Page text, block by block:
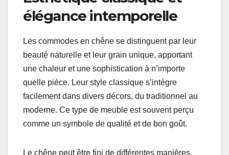
élégance intemporelle
Les commodes en chêne se distinguent par leur
beauté naturelle et leur grain unique, apportant
une chaleur et une sophistication à n’importe
quelle pièce. Leur style classique s’intègre
facilement dans divers décors, du traditionnel au
moderne. Ce type de meuble est souvent perçu
comme un symbole de qualité et de bon goût.
Le chêne peut être fini de différentes manières,